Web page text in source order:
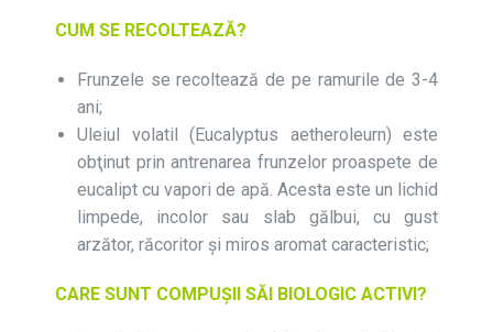
CUM SE RECOLTEAZĂ?
Frunzele se recoltează de pe ramurile de 3-4
ani;
Uleiul volatil (Eucalyptus aetheroleurn) este
obţinut prin antrenarea frunzelor proaspete de
eucalipt cu vapori de apă. Acesta este un lichid
limpede, incolor sau slab gălbui, cu gust
arzător, răcoritor şi miros aromat caracteristic;
CARE SUNT COMPUȘII SĂI BIOLOGIC ACTIVI?